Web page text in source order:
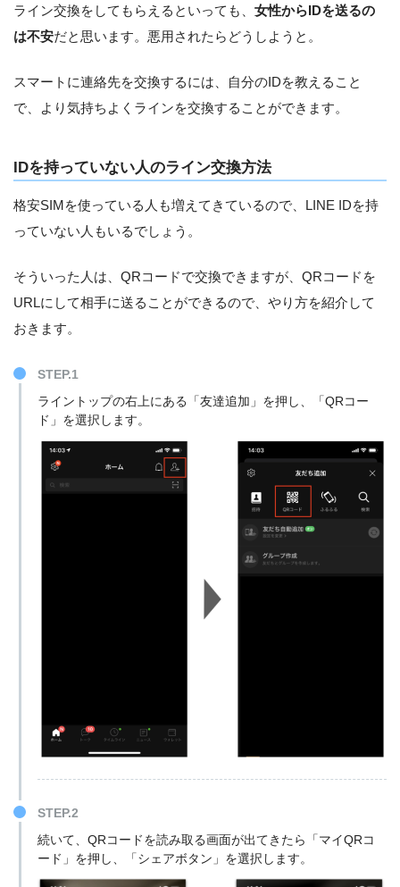
ライン交換をしてもらえるといっても、 女性からIDを送るの
は不安だと思います。悪用されたらどうしようと。
スマートに連絡先を交換するには、自分のIDを教えること
で、より気持ちよくラインを交換することができます。
IDを持っていない人のライン交換方法
格安SIMを使っている人も増えてきているので、LINE IDを持
っていない人もいるでしょう。
そういった人は、QRコードで交換できますが、QRコードを
URLにして相手に送ることができるので、やり方を紹介して
おきます。
STEP.1
ライントップの右上にある「友達追加」を押し、「QRコー
ド」を選択します。
STEP.2
続いて、QRコードを読み取る画面が出てきたら「マイQRコ
ード」を押し、「シェアボタン」を選択します。